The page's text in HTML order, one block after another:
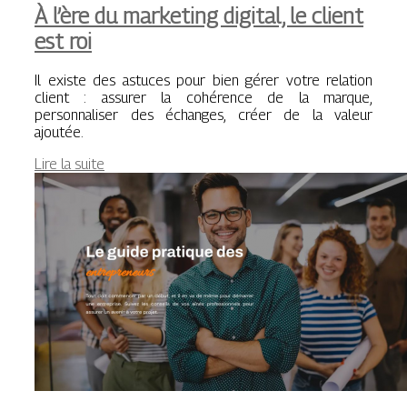
À l’ère du marketing digital, le client
est roi
Il existe des astuces pour bien gérer votre relation
client : assurer la cohérence de la marque,
personnaliser des échanges, créer de la valeur
ajoutée.
Lire la suite